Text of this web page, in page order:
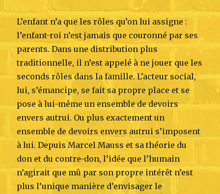
L’enfant n’a que les rôles qu’on lui assigne :
l’enfant-roi n’est jamais que couronné par ses
parents. Dans une distribution plus
traditionnelle, il n’est appelé à ne jouer que les
seconds rôles dans la famille. L’acteur social,
lui, s’émancipe, se fait sa propre place et se
pose à lui-même un ensemble de devoirs
envers autrui. Ou plus exactement un
ensemble de devoirs envers autrui s’imposent
à lui. Depuis Marcel Mauss et sa théorie du
don et du contre-don, l’idée que l’humain
n’agirait que mû par son propre intérêt n’est
plus l’unique manière d’envisager le